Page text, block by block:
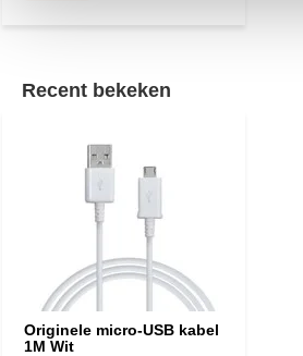
Recent bekeken
Originele micro-USB kabel
1M Wit